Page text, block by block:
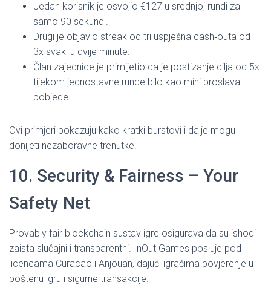
Jedan korisnik je osvojio €127 u srednjoj rundi za
samo 90 sekundi.
Drugi je objavio streak od tri uspješna cash‑outa od
3x svaki u dvije minute.
Član zajednice je primijetio da je postizanje cilja od 5x
tijekom jednostavne runde bilo kao mini proslava
pobjede.
Ovi primjeri pokazuju kako kratki burstovi i dalje mogu
donijeti nezaboravne trenutke.
10. Security & Fairness – Your
Safety Net
Provably fair blockchain sustav igre osigurava da su ishodi
zaista slučajni i transparentni. InOut Games posluje pod
licencama Curacao i Anjouan, dajući igračima povjerenje u
poštenu igru i sigurne transakcije.